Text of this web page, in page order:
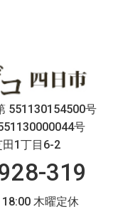
551130154500号
号
田1丁目6-2
319
木曜定休